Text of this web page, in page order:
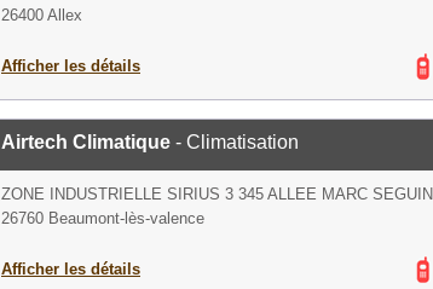
26400 Allex
Afficher les détails
Airtech Climatique - Climatisation
ZONE INDUSTRIELLE SIRIUS 3 345 ALLEE MARC SEGUIN
26760 Beaumont-lès-valence
Afficher les détails